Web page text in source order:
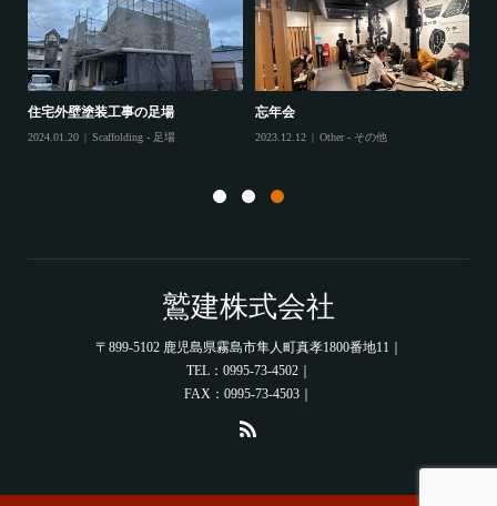
住宅外壁塗装工事の足場
2024.01.20 Scaffolding - 足場
忘年会
2023.12.12 Other - その他
鷲建株式会社
〒899-5102 鹿児島県霧島市隼人町真孝1800番地11｜
TEL：0995-73-4502｜
FAX：0995-73-4503｜